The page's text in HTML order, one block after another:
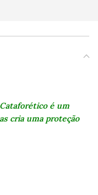
é um
cria uma proteção